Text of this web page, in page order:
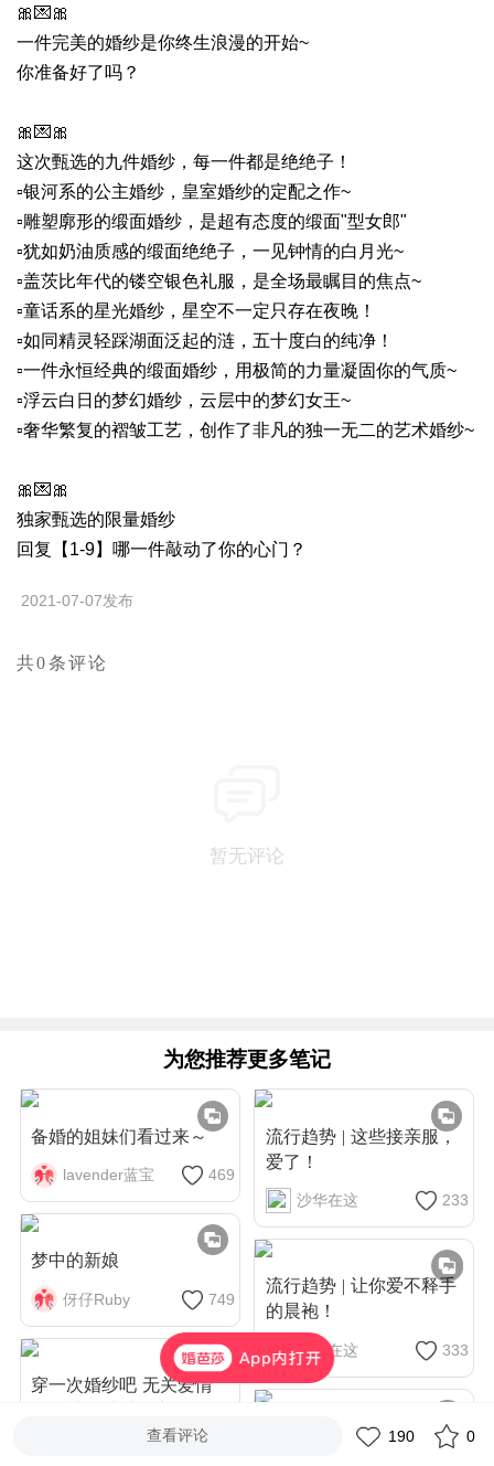
🎀💌🎀
一件完美的婚纱是你终生浪漫的开始~
你准备好了吗？
🎀💌🎀
这次甄选的九件婚纱，每一件都是绝绝子！
▫️银河系的公主婚纱，皇室婚纱的定配之作~
▫️雕塑廓形的缎面婚纱，是超有态度的缎面"型女郎"
▫️犹如奶油质感的缎面绝绝子，一见钟情的白月光~
▫️盖茨比年代的镂空银色礼服，是全场最瞩目的焦点~
▫️童话系的星光婚纱，星空不一定只存在夜晚！
▫️如同精灵轻踩湖面泛起的涟，五十度白的纯净！
▫️一件永恒经典的缎面婚纱，用极简的力量凝固你的气质~
▫️浮云白日的梦幻婚纱，云层中的梦幻女王~
▫️奢华繁复的褶皱工艺，创作了非凡的独一无二的艺术婚纱~
🎀💌🎀
独家甄选的限量婚纱
回复【1-9】哪一件敲动了你的心门？
2021-07-07发布
共0条评论
暂无评论
为您推荐更多笔记
备婚的姐妹们看过来～
lavender蓝宝 469
梦中的新娘
伢仔Ruby 749
穿一次婚纱吧 无关爱情
流行趋势 | 这些接亲服，
爱了！
沙华在这 233
流行趋势 | 让你爱不释手
的晨袍！
沙华在这 333
汉嫁婚服种草丨如何挑选
查看评论 190 0